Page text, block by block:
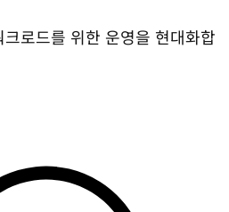
로드를 위한 운영을 현대화합